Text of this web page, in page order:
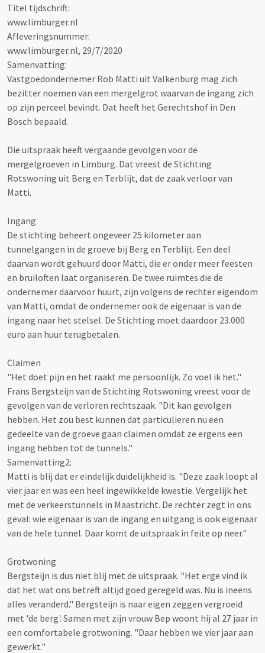
Titel tijdschrift:
www.limburger.nl
Afleveringsnummer:
www.limburger.nl, 29/7/2020
Samenvatting:
Vastgoedondernemer Rob Matti uit Valkenburg mag zich
bezitter noemen van een mergelgrot waarvan de ingang zich
op zijn perceel bevindt. Dat heeft het Gerechtshof in Den
Bosch bepaald.
Die uitspraak heeft vergaande gevolgen voor de
mergelgroeven in Limburg. Dat vreest de Stichting
Rotswoning uit Berg en Terblijt, dat de zaak verloor van
Matti.
Ingang
De stichting beheert ongeveer 25 kilometer aan
tunnelgangen in de groeve bij Berg en Terblijt. Een deel
daarvan wordt gehuurd door Matti, die er onder meer feesten
en bruiloften laat organiseren. De twee ruimtes die de
ondernemer daarvoor huurt, zijn volgens de rechter eigendom
van Matti, omdat de ondernemer ook de eigenaar is van de
ingang naar het stelsel. De Stichting moet daardoor 23.000
euro aan huur terugbetalen.
Claimen
"Het doet pijn en het raakt me persoonlijk. Zo voel ik het."
Frans Bergsteijn van de Stichting Rotswoning vreest voor de
gevolgen van de verloren rechtszaak. "Dit kan gevolgen
hebben. Het zou best kunnen dat particulieren nu een
gedeelte van de groeve gaan claimen omdat ze ergens een
ingang hebben tot de tunnels."
Samenvatting2:
Matti is blij dat er eindelijk duidelijkheid is. "Deze zaak loopt al
vier jaar en was een heel ingewikkelde kwestie. Vergelijk het
met de verkeerstunnels in Maastricht. De rechter zegt in ons
geval: wie eigenaar is van de ingang en uitgang is ook eigenaar
van de hele tunnel. Daar komt de uitspraak in feite op neer."
Grotwoning
Bergsteijn is dus niet blij met de uitspraak. "Het erge vind ik
dat het wat ons betreft altijd goed geregeld was. Nu is ineens
alles veranderd." Bergsteijn is naar eigen zeggen vergroeid
met 'de berg'. Samen met zijn vrouw Bep woont hij al 27 jaar in
een comfortabele grotwoning. "Daar hebben we vier jaar aan
gewerkt."